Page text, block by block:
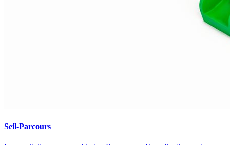
Seil-Parcours